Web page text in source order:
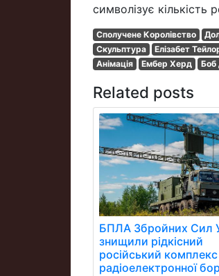
символізує кількість
Сполучене Королівство
Скульптура
Елізабет
Анімація
Ембер Херд Боб
Related posts
БПЛА Збройних Сил
знищили рідкісний
російський комплекс
радіоелектронної